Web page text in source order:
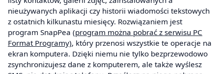
nieużywanych aplikacji czy historii wiadomości tekstowych
z ostatnich kilkunastu miesięcy. Rozwiązaniem jest
program SnapPea (program można pobrać z serwisu PC
Format Programy), który przenosi wszystkie te operacje na
ekran komputera. Dzięki niemu nie tylko bezprzewodowo
zsynchronizujesz dane z komputerem, ale także wyślesz